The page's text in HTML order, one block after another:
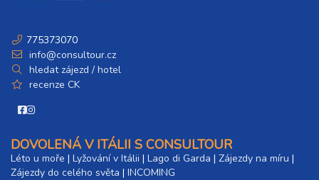
775373070
info@consultour.cz
hledat zájezd / hotel
recenze CK
DOVOLENÁ V ITÁLII S CONSULTOUR
Léto u moře | Lyžování v Itálii | Lago di Garda | Zájezdy na míru |
Zájezdy do celého světa | INCOMING